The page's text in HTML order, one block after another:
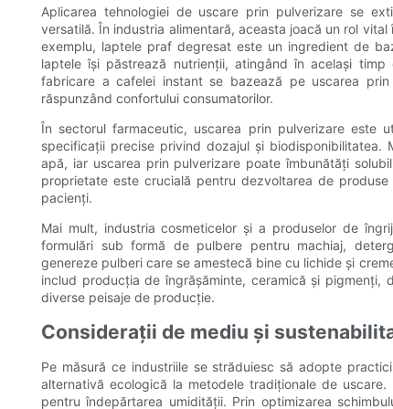
Aplicarea tehnologiei de uscare prin pulverizare se
versatilă. În industria alimentară, aceasta joacă un rol
exemplu, laptele praf degresat este un ingredient de
laptele își păstrează nutrienții, atingând în același
fabricare a cafelei instant se bazează pe uscarea
răspunzând confortului consumatorilor.
În sectorul farmaceutic, uscarea prin pulverizare este
specificații precise privind dozajul și
apă, iar uscarea prin pulverizare poate îmbunătăți
proprietate este crucială pentru dezvoltarea de
pacienți.
Mai mult, industria cosmeticelor și a produselor de
formulări sub formă de pulbere pentru machiaj,
genereze pulberi care se amestecă bine cu lichide și
includ producția de îngrășăminte, ceramică și
diverse peisaje de producție.
Considerații de mediu și
Pe măsură ce industriile se străduiesc să adopte
alternativă ecologică la metodele tradiționale de
pentru îndepărtarea umidității. Prin optimizarea